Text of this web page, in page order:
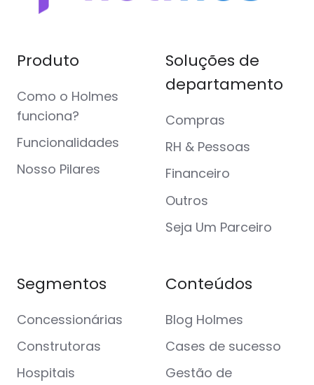
Produto
Como o Holmes
funciona?
Funcionalidades
Nosso Pilares
Soluções de
departamento
Compras
RH & Pessoas
Financeiro
Outros
Seja Um Parceiro
Segmentos
Concessionárias
Construtoras
Hospitais
Conteúdos
Blog Holmes
Cases de sucesso
Gestão de